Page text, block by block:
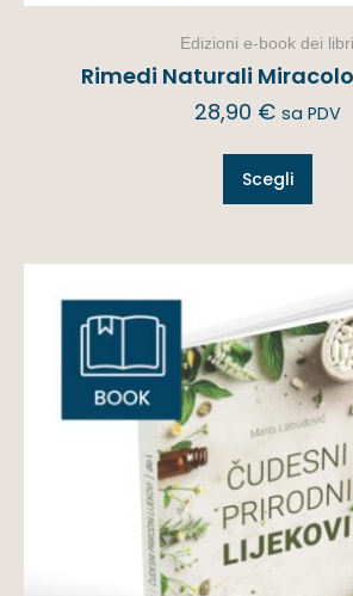
Edizioni e-book dei libri
Rimedi Naturali
28,90 € sa PDV
Scegli